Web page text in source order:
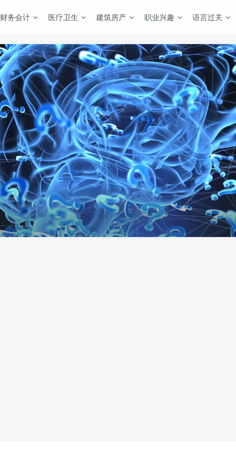
财务会计 医疗卫生 建筑房产 职业兴趣 语言过关